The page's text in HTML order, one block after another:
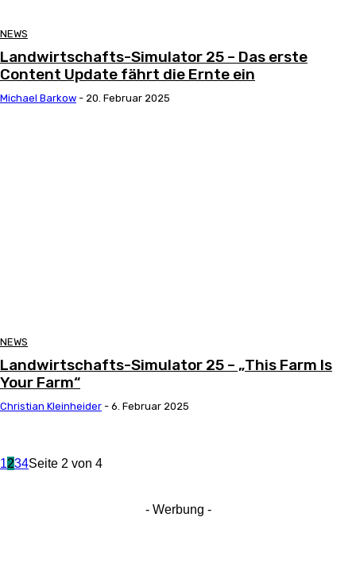
NEWS
Landwirtschafts-Simulator 25 – Das erste
Content Update fährt die Ernte ein
Michael Barkow - 20. Februar 2025
NEWS
Landwirtschafts-Simulator 25 – „This Farm Is
Your Farm“
Christian Kleinheider - 6. Februar 2025
1234Seite 2 von 4
- Werbung -